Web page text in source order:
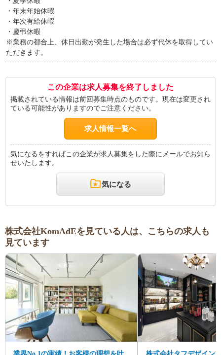
・年末年始休暇
・年次有給休暇
・慶弔休暇
※業務の都合上、休日出勤が発生した場合は必ず代休を取得してい
ただきます。
この企業は求人募集を終了しました
掲載されている情報は前回募集時点のものです。現在は変更され
ている可能性がありますのでご注意ください。
求人情報一覧へ
気になるをすればこの企業が求人募集をした際にメールでお知ら
せいたします。
気になる
株式会社KomAdEを見ている人は、こちらの求人も
見ています